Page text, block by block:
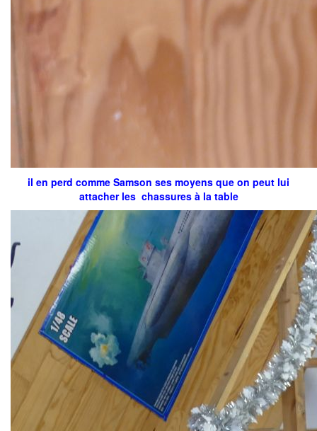
il en perd comme Samson ses moyens que on peut lui
attacher les chassures à la table